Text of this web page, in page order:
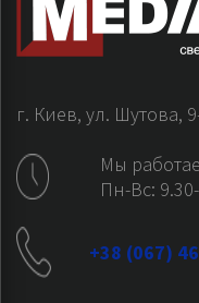
г. Киев, ул. Шутова,
Мы
Пн-Вс:
+38 (067)